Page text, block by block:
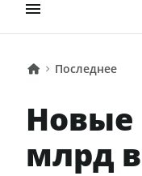
Последнее
Новые
млрд